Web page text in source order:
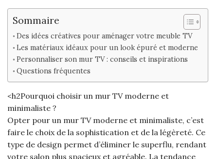
Sommaire
Des idées créatives pour aménager votre meuble TV
Les matériaux idéaux pour un look épuré et moderne
Personnaliser son mur TV : conseils et inspirations
Questions fréquentes
<h2Pourquoi choisir un mur TV moderne et
minimaliste ?
Opter pour un mur TV moderne et minimaliste, c’est
faire le choix de la sophistication et de la légèreté. Ce
type de design permet d’éliminer le superflu, rendant
votre salon plus spacieux et agréable. La tendance